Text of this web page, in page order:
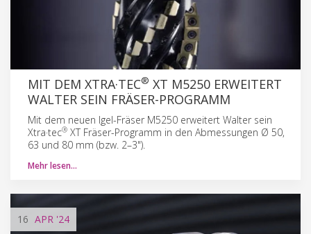
MIT DEM XTRA·TEC® XT M5250 ERWEITERT
WALTER SEIN FRÄSER-PROGRAMM
Mit dem neuen Igel-Fräser M5250 erweitert Walter sein
Xtra·tec® XT Fräser-Programm in den Abmessungen Ø 50,
63 und 80 mm (bzw. 2–3").
Mehr lesen…
16 APR '24